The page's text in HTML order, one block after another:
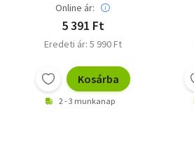
Online ár:
5 391 Ft
Eredeti ár: 5 990 Ft
Kosárba
2 - 3 munkanap